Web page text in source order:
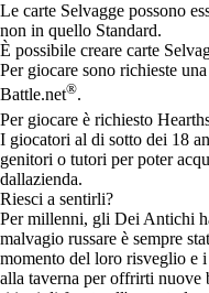
Available actions
Le carte Selvagge possono
non in quello Standard.
È possibile creare carte
Per giocare sono richieste
Battle.net®.
Per giocare è richiesto
I giocatori al di sotto dei 18
genitori o tutori per poter
dallazienda.
Riesci a sentirli?
Per millenni, gli Dei Antichi
malvagio russare è sempre
momento del loro risveglio e
alla taverna per offrirti nuove